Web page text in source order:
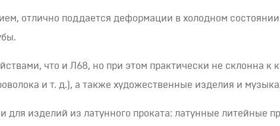
отлично поддается деформации в холодном
что и Л68, но при этом практически не склонна к
и т. д.), а также художественные изделия и
для изделий из латунного проката: латунные литейные